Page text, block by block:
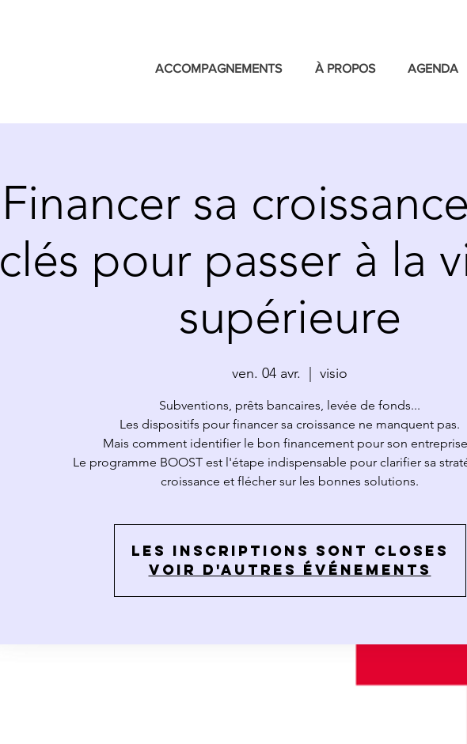
ACCOMPAGNEMENTS À PROPOS AGENDA
Financer sa
clés pour passer à la
supérieure
ven. 04 avr. visio
Subventions, prêts bancaires, levée de fonds...
Les dispositifs pour financer sa croissance ne manquent pas.
Mais comment identifier le bon financement pour son
Le programme BOOST est l'étape indispensable pour clarifier sa
Les inscriptions sont closes
Voir d'autres événements